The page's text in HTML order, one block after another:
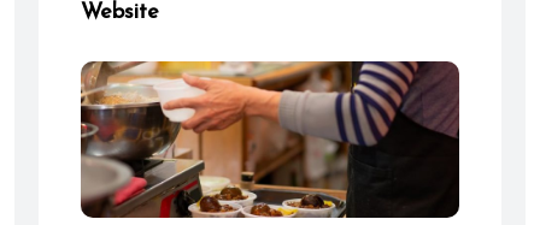
Website